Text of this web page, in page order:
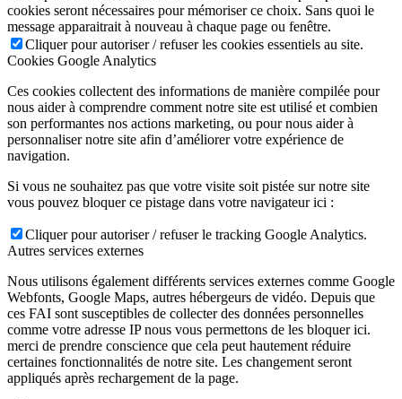
cookies seront nécessaires pour mémoriser ce choix. Sans quoi le
message apparaitrait à nouveau à chaque page ou fenêtre.
Cliquer pour autoriser / refuser les cookies essentiels au site.
Cookies Google Analytics
Ces cookies collectent des informations de manière compilée pour
nous aider à comprendre comment notre site est utilisé et combien
son performantes nos actions marketing, ou pour nous aider à
personnaliser notre site afin d’améliorer votre expérience de
navigation.
Si vous ne souhaitez pas que votre visite soit pistée sur notre site
vous pouvez bloquer ce pistage dans votre navigateur ici :
Cliquer pour autoriser / refuser le tracking Google Analytics.
Autres services externes
Nous utilisons également différents services externes comme Google
Webfonts, Google Maps, autres hébergeurs de vidéo. Depuis que
ces FAI sont susceptibles de collecter des données personnelles
comme votre adresse IP nous vous permettons de les bloquer ici.
merci de prendre conscience que cela peut hautement réduire
certaines fonctionnalités de notre site. Les changement seront
appliqués après rechargement de la page.